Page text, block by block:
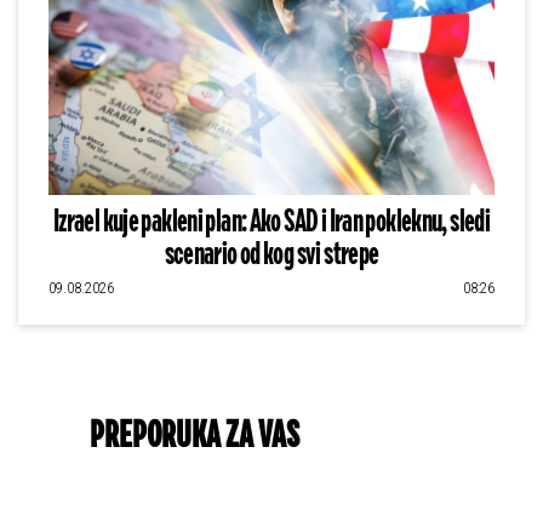
Izrael kuje pakleni plan: Ako SAD i Iran pokleknu, sledi
scenario od kog svi strepe
09.08.2026 08:26
PREPORUKA ZA VAS